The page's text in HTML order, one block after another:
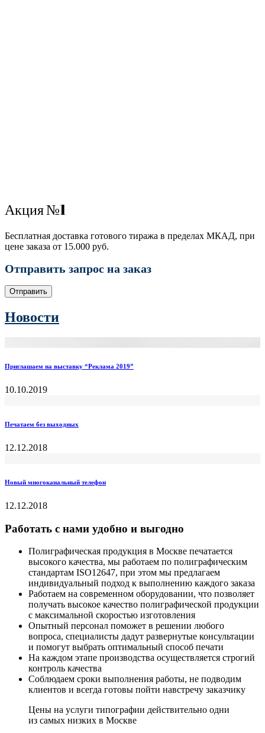
Акция №1
Бесплатная доставка готового тиража в пределах МКАД, при
цене заказа от 15.000 руб.
Отправить запрос на заказ
Отправить
Новости
Приглашаем на выставку “Реклама 2019”
10.10.2019
Печатаем без выходных
12.12.2018
Новый многоканальный телефон
12.12.2018
Работать с нами удобно и выгодно
Полиграфическая продукция в Москве печатается
высокого качества, мы работаем по полиграфическим
стандартам ISO12647, при этом мы предлагаем
индивидуальный подход к выполнению каждого заказа
Работаем на современном оборудовании, что позволяет
получать высокое качество полиграфической продукции
с максимальной скоростью изготовления
Опытный персонал поможет в решении любого
вопроса, специалисты дадут развернутые консультации
и помогут выбрать оптимальный способ печати
На каждом этапе производства осуществляется строгий
контроль качества
Соблюдаем сроки выполнения работы, не подводим
клиентов и всегда готовы пойти навстречу заказчику
Цены на услуги типографии действительно одни
из самых низких в Москве